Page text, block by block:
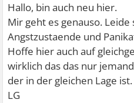
Hallo, bin auch neu hier.
Mir geht es genauso. Leide
Angstzustaende und
Hoffe hier auch auf
wirklich das das nur
der in der gleichen Lage ist.
LG